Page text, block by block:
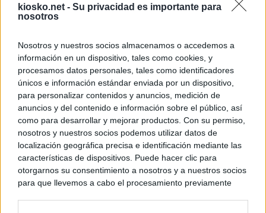
kiosko.net - Su privacidad es importante para
nosotros
Nosotros y nuestros socios almacenamos o accedemos a
información en un dispositivo, tales como cookies, y
procesamos datos personales, tales como identificadores
únicos e información estándar enviada por un dispositivo,
para personalizar contenidos y anuncios, medición de
anuncios y del contenido e información sobre el público, así
como para desarrollar y mejorar productos. Con su permiso,
nosotros y nuestros socios podemos utilizar datos de
localización geográfica precisa e identificación mediante las
características de dispositivos. Puede hacer clic para
otorgarnos su consentimiento a nosotros y a nuestros socios
para que llevemos a cabo el procesamiento previamente